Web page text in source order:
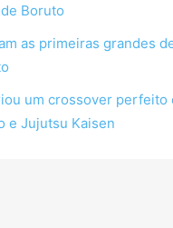
Boruto
as primeiras grandes
um crossover perfeito
e Jujutsu Kaisen